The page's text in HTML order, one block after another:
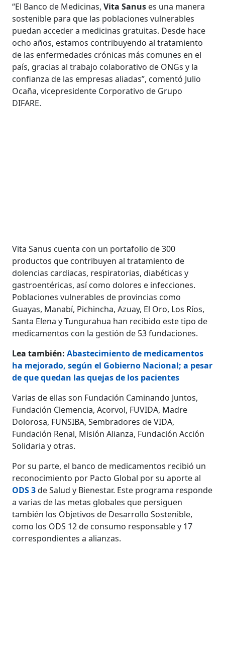
“El Banco de Medicinas,Vita Sanus es una manera
sostenible para que las poblaciones vulnerables
puedan acceder a medicinas gratuitas. Desde hace
ocho años, estamos contribuyendo al tratamiento
de las enfermedades crónicas más comunes en el
país, gracias al trabajo colaborativo de ONGs y la
confianza de las empresas aliadas”, comentó Julio
Ocaña, vicepresidente Corporativo de Grupo
DIFARE.
Vita Sanus cuenta con un portafolio de 300
productos que contribuyen al tratamiento de
dolencias cardiacas, respiratorias, diabéticas y
gastroentéricas, así como dolores e infecciones.
Poblaciones vulnerables de provincias como
Guayas, Manabí, Pichincha, Azuay, El Oro, Los Ríos,
Santa Elena y Tungurahua han recibido este tipo de
medicamentos con la gestión de 53 fundaciones.
Lea también:Abastecimiento de medicamentos
ha mejorado, según el Gobierno Nacional; a pesar
de que quedan las quejas de los pacientes
Varias de ellas son Fundación Caminando Juntos,
Fundación Clemencia, Acorvol, FUVIDA, Madre
Dolorosa, FUNSIBA, Sembradores de VIDA,
Fundación Renal, Misión Alianza, Fundación Acción
Solidaria y otras.
Por su parte, el banco de medicamentos recibió un
reconocimiento por Pacto Global por su aporte al
ODS 3de Salud y Bienestar. Este programa responde
a varias de las metas globales que persiguen
también los Objetivos de Desarrollo Sostenible,
como los ODS 12 de consumo responsable y 17
correspondientes a alianzas.